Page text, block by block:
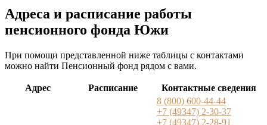
Адреса и расписание работы
пенсионного фонда Южи
При помощи представленной ниже таблицы с контактами
можно найти Пенсионный фонд рядом с вами.
Адрес Расписание Контактные сведения
8 (800) 600-44-44
+7 (49347) 2-30-37
+7 (49347) 2-28-91